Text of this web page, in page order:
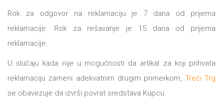
Rok za odgovor na reklamaciju je 7 dana od prijema
reklamacije. Rok za rešavanje je 15 dana od prijema
reklamacije.
U slučaju kada nije u mogućnosti da artikal za koji prihvata
reklamaciju zameni adekvatnim drugim primerkom, Treći Trg
se obavezuje da izvrši povrat sredstava Kupcu.